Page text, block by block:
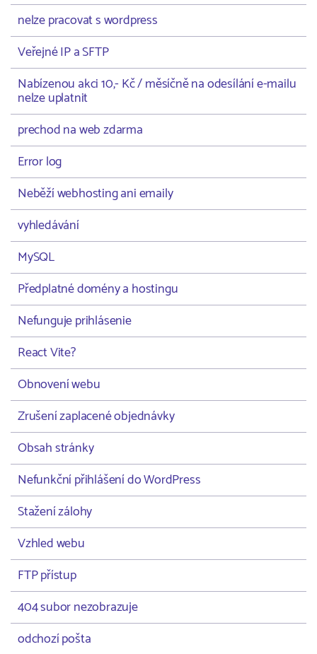
nelze pracovat s wordpress
Veřejné IP a SFTP
Nabízenou akci 10,- Kč / měsíčně na odesílání e-mailu
nelze uplatnit
prechod na web zdarma
Error log
Neběží webhosting ani emaily
vyhledávání
MySQL
Předplatné domény a hostingu
Nefunguje prihlásenie
React Vite?
Obnovení webu
Zrušení zaplacené objednávky
Obsah stránky
Nefunkční přihlášení do WordPress
Stažení zálohy
Vzhled webu
FTP přístup
404 subor nezobrazuje
odchozí pošta